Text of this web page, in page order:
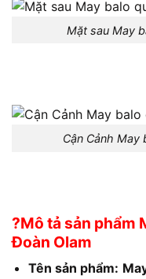
Mặt sau May
Cận Cảnh May
?Mô tả sản phẩm
Đoàn Olam
Tên sản phẩm: